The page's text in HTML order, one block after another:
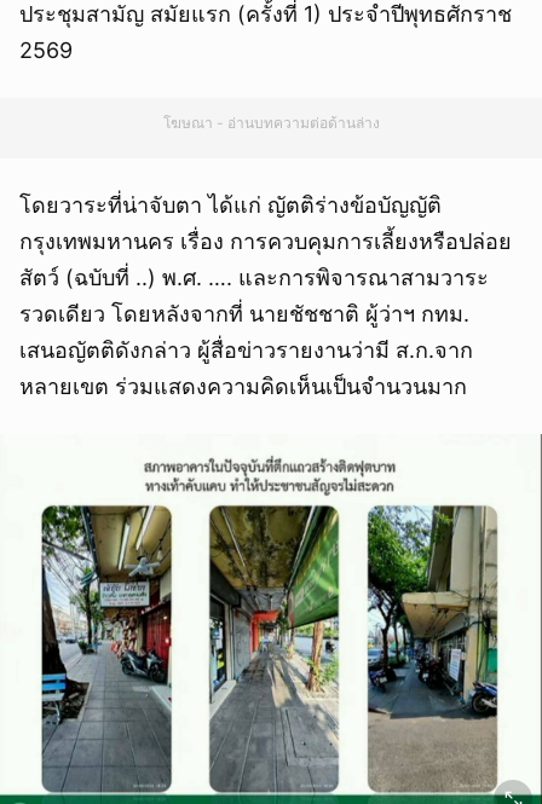
ประชุมสามัญ สมัยแรก (ครั้งที่ 1) ประจำปีพุทธศักราช
2569
โฆษณา - อ่านบทความต่อด้านล่าง
โดยวาระที่น่าจับตา ได้แก่ ญัตติร่างข้อบัญญัติ
กรุงเทพมหานคร เรื่อง การควบคุมการเลี้ยงหรือปล่อย
สัตว์ (ฉบับที่ ..) พ.ศ. …. และการพิจารณาสามวาระ
รวดเดียว โดยหลังจากที่ นายชัชชาติ ผู้ว่าฯ กทม.
เสนอญัตติดังกล่าว ผู้สื่อข่าวรายงานว่ามี ส.ก.จาก
หลายเขต ร่วมแสดงความคิดเห็นเป็นจำนวนมาก